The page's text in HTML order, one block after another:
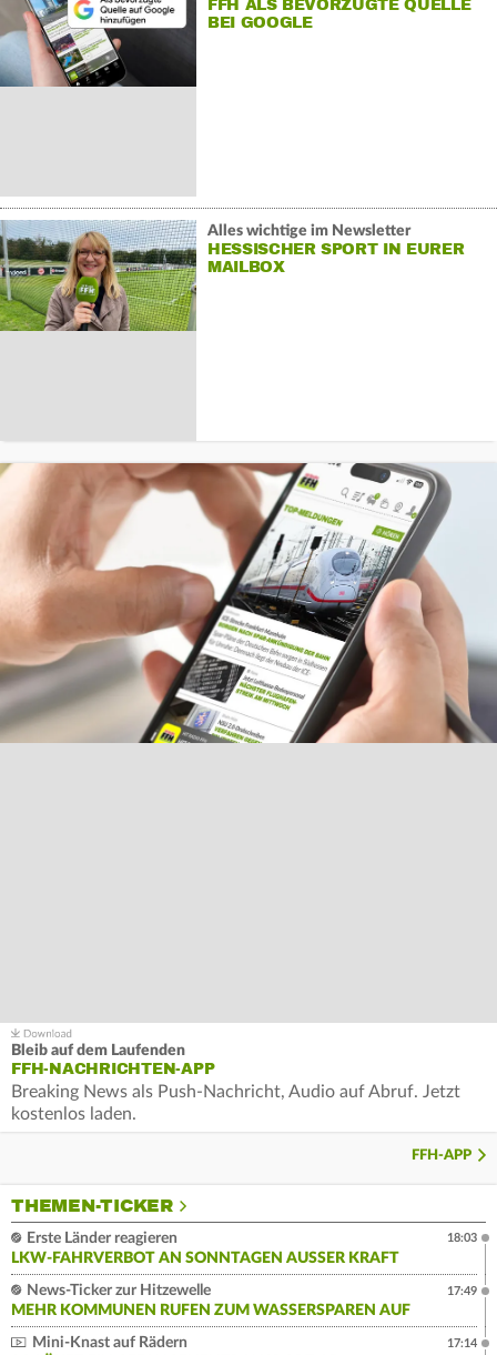
FFH ALS BEVORZUGTE QUELLE
BEI GOOGLE
Alles wichtige im Newsletter
HESSISCHER SPORT IN EURER
MAILBOX
Bleib auf dem Laufenden
FFH-NACHRICHTEN-APP
Breaking News als Push-Nachricht, Audio auf Abruf. Jetzt
kostenlos laden.
FFH-APP
THEMEN-TICKER
Erste Länder reagieren
LKW-FAHRVERBOT AN SONNTAGEN AUSSER KRAFT
18:03
News-Ticker zur Hitzewelle
MEHR KOMMUNEN RUFEN ZUM WASSERSPAREN AUF
17:49
Mini-Knast auf Rädern
17:14